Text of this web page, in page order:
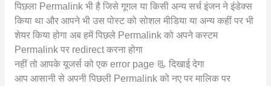
पिछला Permalink भी है जिसे गूगल या किसी अन्य सर्च इंजन ने इंडेक्स
किया था और आपने भी उस पोस्ट को सोशल मीडिया या अन्य कहीं पर भी
शेयर किया होगा अब हमें पिछले Permalink को अपने कस्टम
Permalink पर redirect करना होगा
नहीं तो आपके यूजर्स को एक error page 📃 दिखाई देगा
आप आसानी से अपनी पिछली Permalink को नए पर मालिक पर